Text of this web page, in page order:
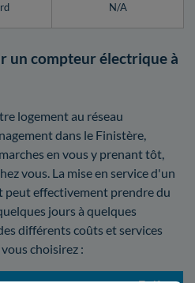
N/A
un compteur électrique à
logement au réseau
dans le Finistère,
en vous y prenant tôt,
vous. La mise en service d'un
peut effectivement prendre du
jours à quelques
différents coûts et services
choisirez :